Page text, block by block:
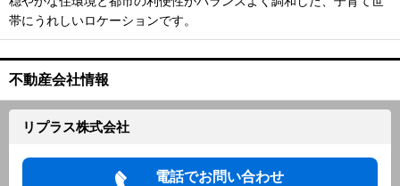
帯にうれしいロケーションです。
不動産会社情報
リプラス株式会社
電話でお問い合わせ